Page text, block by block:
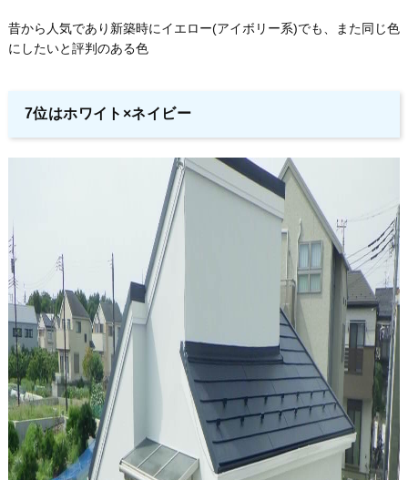
昔から人気であり新築時にイエロー(アイボリー系)でも、また同じ色
にしたいと評判のある色
7位はホワイト×ネイビー